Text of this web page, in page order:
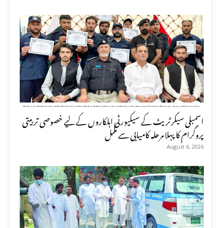
اسمبلی سیکرٹریٹ کے سیکیورٹی اہلکاروں کے لیے خصوصی تربیتی
پروگرام کا پہلا مرحلہ کامیابی سے مکمل
August 6, 2026